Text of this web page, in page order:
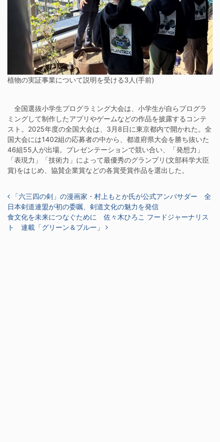
植物の実証事業について説明を受ける3人(手前)
全国選抜小学生プログラミング大会は、小学生が自らプログラ
ミングして制作したアプリやゲームなどの作品を披露するコンテ
スト。2025年度の全国大会は、3月8日に東京都内で開かれた。全
国大会には1402組の応募者の中から、都道府県大会を勝ち抜いた
46組55人が出場。プレゼンテーションで競い合い、「発想力」
「表現力」「技術力」によって最優秀のグランプリ(文部科学大臣
賞)をはじめ、協賛企業賞などの各賞受賞作品を選出した。
投稿ナビゲーション
「六三四の剣」の漫画家・村上もとか氏が公式アンバサダー 全
日本剣道連盟が初の委嘱、剣道文化の魅力を発信
食文化を未来につなぐために 佐々木ひろこ フードジャーナリス
ト 連載「グリーン＆ブルー」